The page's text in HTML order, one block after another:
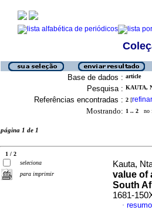
Base de dados : article
Pesquisa : KAUTA,
Referências encontradas : 2 [refinar
Mostrando: 1 .. 2 no
página 1 de 1
1 / 2
seleciona
para imprimir
Kauta,
value of
South
1681-
·